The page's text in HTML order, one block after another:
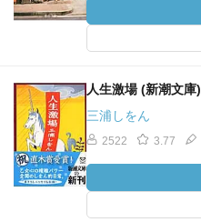
人生激場 (新潮文庫)
三浦しをん
2522 3.77